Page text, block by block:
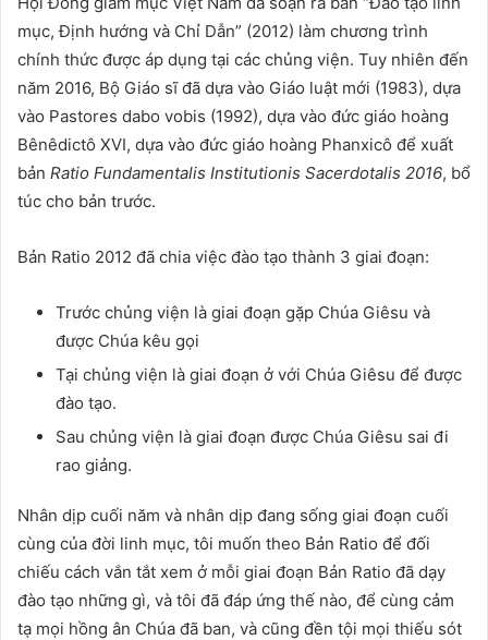
mục, Định hướng và Chỉ Dẫn” (2012) làm chương trình
chính thức được áp dụng tại các chủng viện. Tuy nhiên đến
năm 2016, Bộ Giáo sĩ đã dựa vào Giáo luật mới (1983), dựa
vào Pastores dabo vobis (1992), dựa vào đức giáo hoàng
Bênêdictô XVI, dựa vào đức giáo hoàng Phanxicô để xuất
bản Ratio Fundamentalis Institutionis Sacerdotalis 2016, bổ
túc cho bản trước.
Bản Ratio 2012 đã chia việc đào tạo thành 3 giai đoạn:
Trước chủng viện là giai đoạn gặp Chúa Giêsu và
được Chúa kêu gọi
Tại chủng viện là giai đoạn ở với Chúa Giêsu để được
đào tạo.
Sau chủng viện là giai đoạn được Chúa Giêsu sai đi
rao giảng.
Nhân dịp cuối năm và nhân dịp đang sống giai đoạn cuối
cùng của đời linh mục, tôi muốn theo Bản Ratio để đối
chiếu cách vắn tắt xem ở mỗi giai đoạn Bản Ratio đã dạy
đào tạo những gì, và tôi đã đáp ứng thế nào, để cùng cảm
tạ mọi hồng ân Chúa đã ban, và cũng đền tội mọi thiếu sót